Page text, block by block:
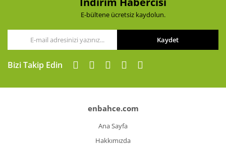
E-bültene ücretsiz kaydolun.
Kaydet
Bizi Takip Edin
enbahce.com
Ana Sayfa
Hakkımızda